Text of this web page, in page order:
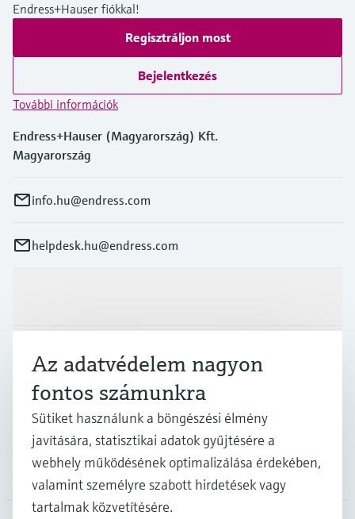
Endress+Hauser fiókkal!
Regisztráljon most
Bejelentkezés
További információk
Endress+Hauser (Magyarország) Kft.
Magyarország
info.hu@endress.com
helpdesk.hu@endress.com
Iparágak
Támogatás
A cég
Az adatvédelem nagyon
fontos számunkra
Sütiket használunk a böngészési élmény
javítására, statisztikai adatok gyűjtésére a
webhely működésének optimalizálása érdekében,
valamint személyre szabott hirdetések vagy
tartalmak közvetítésére.